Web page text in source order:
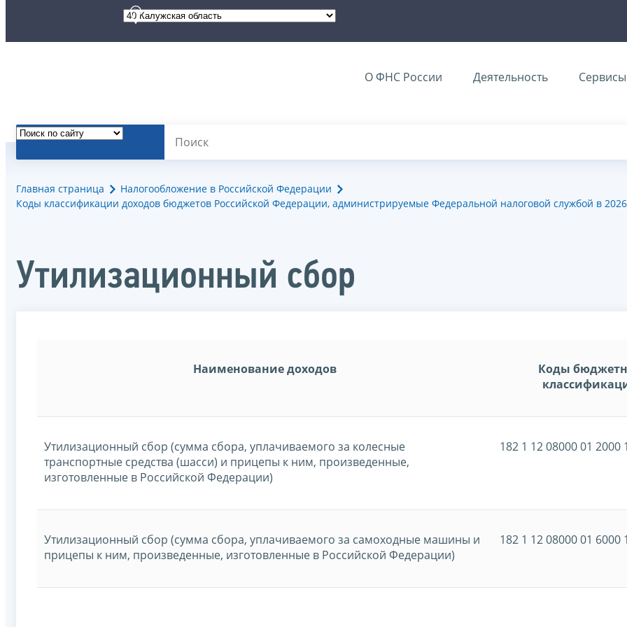
О ФНС России Деятельность Сервисы
Главная страница
Налогообложение в Российской Федерации
Коды классификации доходов бюджетов Российской Федерации, администрируемые Федеральной налоговой службой в 2026
Утилизационный сбор
Наименование доходов
Коды
Утилизационный сбор (сумма сбора, уплачиваемого за колесные
транспортные средства (шасси) и прицепы к ним, произведенные,
изготовленные в Российской Федерации)
182 1 12 08000 01 2000
Утилизационный сбор (сумма сбора, уплачиваемого за самоходные машины и
прицепы к ним, произведенные, изготовленные в Российской Федерации)
182 1 12 08000 01 6000